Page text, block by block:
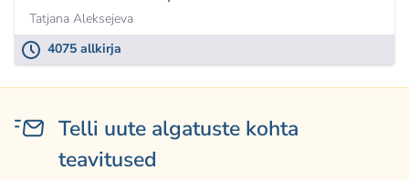
Tatjana Aleksejeva
4075 allkirja
Telli uute algatuste kohta
teavitused